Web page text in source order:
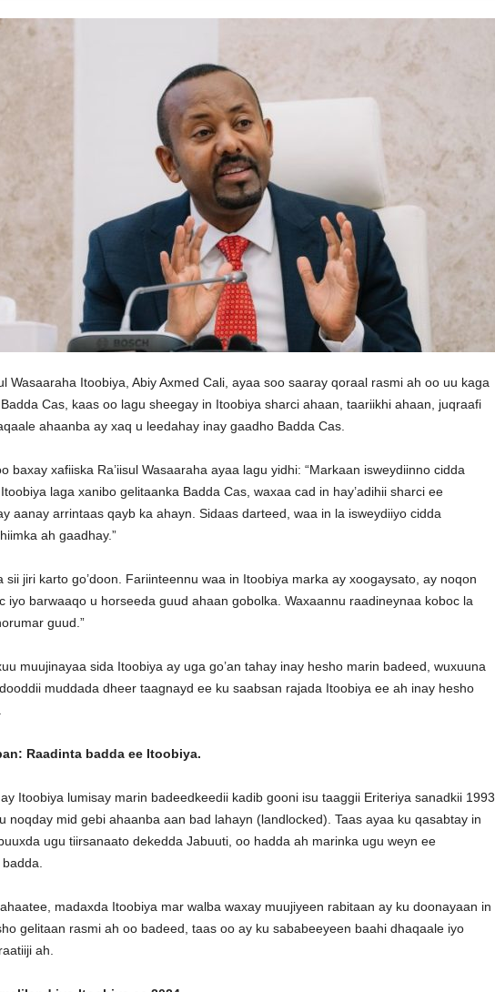
Wasaaraha Itoobiya, Abiy Axmed Cali, ayaa soo saaray qoraal rasmi ah oo uu kaga
Cas, kaas oo lagu sheegay in Itoobiya sharci ahaan, taariikhi ahaan, juqraafi
ahaanba ay xaq u leedahay inay gaadho Badda Cas.
baxay xafiiska Ra’iisul Wasaaraha ayaa lagu yidhi: “Markaan isweydiinno cidda
laga xanibo gelitaanka Badda Cas, waxaa cad in hay’adihii sharci ee
aanay arrintaas qayb ka ahayn. Sidaas darteed, waa in la isweydiiyo cidda
ah gaadhay.”
sii jiri karto go’doon. Fariinteennu waa in Itoobiya marka ay xoogaysato, ay noqon
iyo barwaaqo u horseeda guud ahaan gobolka. Waxaannu raadineynaa koboc la
guud.”
muujinayaa sida Itoobiya ay uga go’an tahay inay hesho marin badeed, wuxuuna
muddada dheer taagnayd ee ku saabsan rajada Itoobiya ee ah inay hesho
Raadinta badda ee Itoobiya.
Itoobiya lumisay marin badeedkeedii kadib gooni isu taaggii Eriteriya sanadkii 1993,
noqday mid gebi ahaanba aan bad lahayn (landlocked). Taas ayaa ku qasabtay in
ugu tiirsanaato dekedda Jabuuti, oo hadda ah marinka ugu weyn ee
madaxda Itoobiya mar walba waxay muujiyeen rabitaan ay ku doonayaan in
gelitaan rasmi ah oo badeed, taas oo ay ku sababeeyeen baahi dhaqaale iyo
ah.